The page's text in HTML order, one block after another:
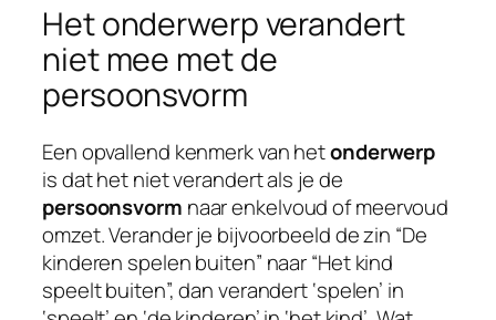
Het onderwerp verandert
niet mee met de
persoonsvorm
Een opvallend kenmerk van hetonderwerp
is dat het niet verandert als je de
persoonsvorm naar enkelvoud of meervoud
omzet. Verander je bijvoorbeeld de zin “De
kinderen spelen buiten” naar “Het kind
speelt buiten”, dan verandert ‘spelen’ in